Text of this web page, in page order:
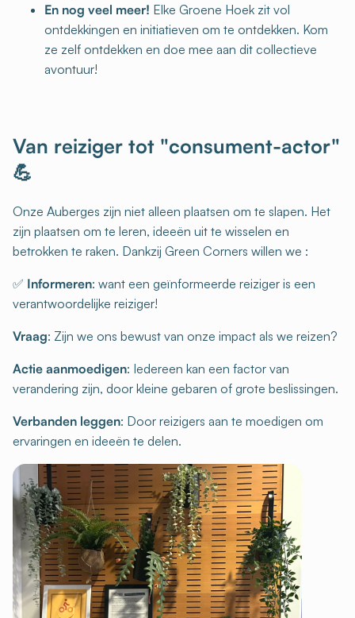
En nog veel meer! Elke Groene Hoek zit vol
ontdekkingen en initiatieven om te ontdekken. Kom
ze zelf ontdekken en doe mee aan dit collectieve
avontuur!
Van reiziger tot "consument-actor"
💪
Onze Auberges zijn niet alleen plaatsen om te slapen. Het
zijn plaatsen om te leren, ideeën uit te wisselen en
betrokken te raken. Dankzij Green Corners willen we :
✅ Informeren: want een geïnformeerde reiziger is een
verantwoordelijke reiziger!
Vraag: Zijn we ons bewust van onze impact als we reizen?
Actie aanmoedigen: Iedereen kan een factor van
verandering zijn, door kleine gebaren of grote beslissingen.
Verbanden leggen: Door reizigers aan te moedigen om
ervaringen en ideeën te delen.